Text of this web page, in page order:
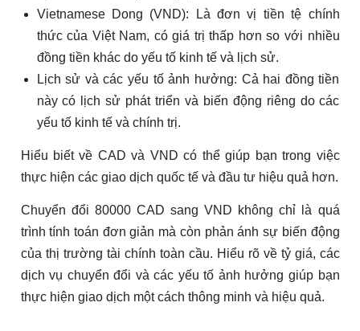
Vietnamese Dong (VND): Là đơn vị tiền tệ chính
thức của Việt Nam, có giá trị thấp hơn so với nhiều
đồng tiền khác do yếu tố kinh tế và lịch sử.
Lịch sử và các yếu tố ảnh hưởng: Cả hai đồng tiền
này có lịch sử phát triển và biến động riêng do các
yếu tố kinh tế và chính trị.
Hiểu biết về CAD và VND có thể giúp bạn trong việc
thực hiện các giao dịch quốc tế và đầu tư hiệu quả hơn.
Chuyển đổi 80000 CAD sang VND không chỉ là quá
trình tính toán đơn giản mà còn phản ánh sự biến động
của thị trường tài chính toàn cầu. Hiểu rõ về tỷ giá, các
dịch vụ chuyển đổi và các yếu tố ảnh hưởng giúp bạn
thực hiện giao dịch một cách thông minh và hiệu quả.